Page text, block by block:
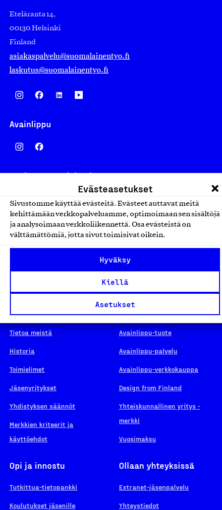
Evästeasetukset
Sivustomme käyttää evästeitä. Evästeet auttavat meitä
kehittämään verkkopalveluamme, optimoimaan sen sisältöjä
ja analysoimaan verkkoliikennettä. Osa evästeistä on
välttämättömiä, jotta sivut toimisivat oikein.
Hyväksy
Kiellä
Asetukset
Eteläranta 14,
00130 Helsinki
Finland
asiakaspalvelu@suomalainentyo.fi
laskutus@suomalainentyo.fi
Avainlippu
Design From Finland
Yhteiskunnallinen Yritys -merkki
Tietoa meistä
Historia
Toimielimet
Jäsenyritykset
Yhdistyksen säännöt
Merkkien kriteerit ja
käyttöehdot
Hae merkkiä
Avainlippu-tuote
Avainlippu-palvelu
Avainlippu-verkkokauppa
Design from Finland
Yhteiskunnallinen yritys -
merkki
Vuosimaksu
Opi ja innostu
Tutkittua-tietopankki
Koulutukset jäsenille
Ollaan yhteyksissä
Extranet-jäsenpalvelu
Yhteystiedot